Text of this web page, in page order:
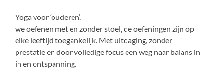
Yoga voor ‘ouderen’.
we oefenen met en zonder stoel, de oefeningen zijn op
elke leeftijd toegankelijk. Met uitdaging, zonder
prestatie en door volledige focus een weg naar balans in
in en ontspanning.